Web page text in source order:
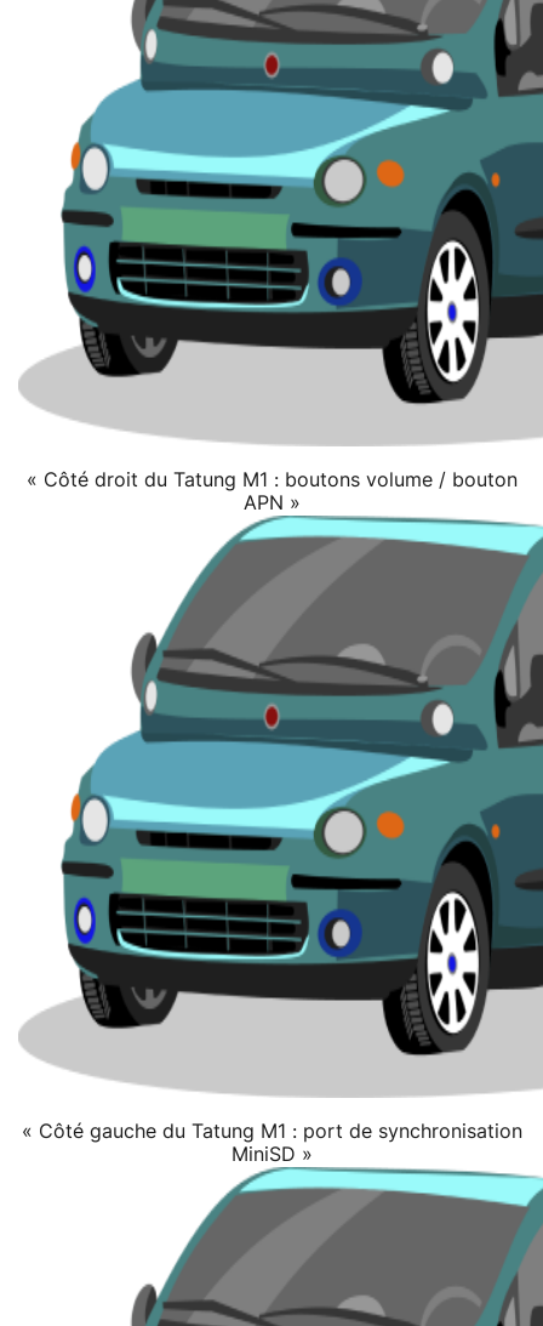
« Côté droit du Tatung M1 : boutons volume / bouton
APN »
« Côté gauche du Tatung M1 : port de synchronisation
MiniSD »